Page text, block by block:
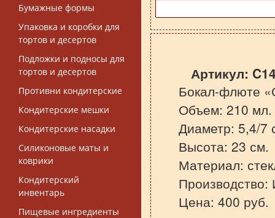
Бумажные формы
Упаковка и коробки для
тортов и десертов
Подложки и подносы для
тортов и десертов
Противни кондитерские
Кондитерские мешки
Кондитерские насадки
Силиконовые маты и
коврики
Кондитерский
инвентарь
Пищевые ингредиенты
Артикул:
Бокал-флюте
Объем: 210 мл.
Диаметр: 5,4/7
Высота: 23 см.
Материал:
Производство:
Цена: 400 руб.